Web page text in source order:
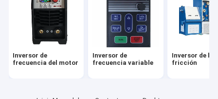
Inversor de
frecuencia del motor
Inversor de
frecuencia variable
Inversor de
fricción